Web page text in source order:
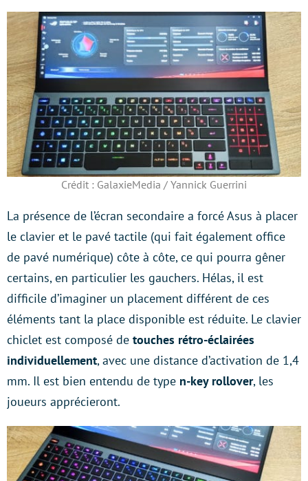
Crédit : GalaxieMedia / Yannick Guerrini
La présence de l’écran secondaire a forcé Asus à placer
le clavier et le pavé tactile (qui fait également office
de pavé numérique) côte à côte, ce qui pourra gêner
certains, en particulier les gauchers. Hélas, il est
difficile d’imaginer un placement différent de ces
éléments tant la place disponible est réduite. Le clavier
chiclet est composé de touches rétro-éclairées
individuellement, avec une distance d’activation de 1,4
mm. Il est bien entendu de type n-key rollover, les
joueurs apprécieront.